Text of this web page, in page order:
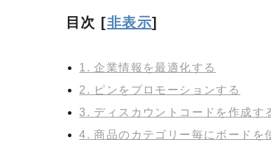
目次 [非表示]
1. 企業情報を最適化する
2. ピンをプロモーションする
3. ディスカウントコードを作成す
4. 商品のカテゴリー毎にボードを